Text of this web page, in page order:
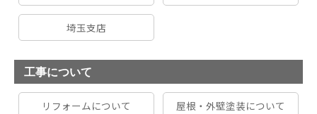
埼玉支店
工事について
リフォームについて 屋根・外壁塗装について